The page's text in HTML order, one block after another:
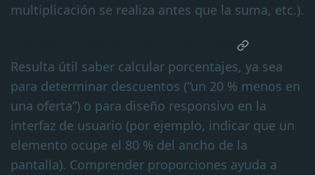
multiplicación se realiza antes que la suma, etc.).
Resulta útil saber calcular porcentajes, ya sea
para determinar descuentos (“un 20 % menos en
una oferta”) o para diseño responsivo en la
interfaz de usuario (por ejemplo, indicar que un
elemento ocupe el 80 % del ancho de la
pantalla). Comprender proporciones ayuda a